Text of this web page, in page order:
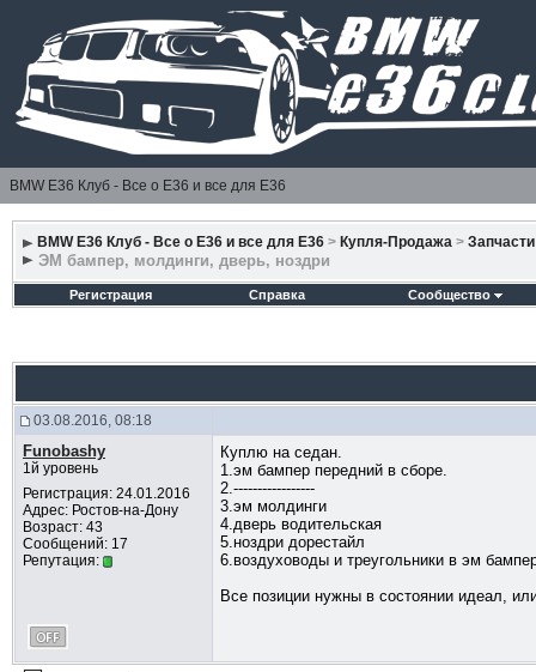
BMW E36 Клуб - Все о Е36 и все для Е36
BMW E36 Клуб - Все о Е36 и все для Е36 > Купля-Продажа > Запчасти
ЭМ бампер, молдинги, дверь, ноздри
Регистрация Справка Сообщество
03.08.2016, 08:18
Funobashy
1й уровень
Регистрация: 24.01.2016
Адрес: Ростов-на-Дону
Возраст: 43
Сообщений: 17
Репутация:
Куплю на седан.
1.эм бампер передний в сборе.
2.-----------------
3.эм молдинги
4.дверь водительская
5.ноздри дорестайл
6.воздуховоды и треугольники в эм
Все позиции нужны в состоянии идеал,